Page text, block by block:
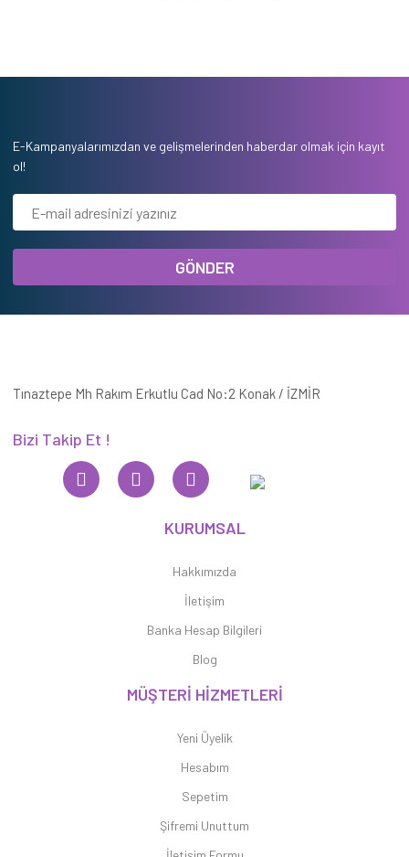
E-Kampanyalarımızdan ve gelişmelerinden haberdar olmak için kayıt
ol!
GÖNDER
Tınaztepe Mh Rakım Erkutlu Cad No:2 Konak / İZMİR
Bizi Takip Et !
KURUMSAL
Hakkımızda
İletişim
Banka Hesap Bilgileri
Blog
MÜŞTERİ HİZMETLERİ
Yeni Üyelik
Hesabım
Sepetim
Şifremi Unuttum